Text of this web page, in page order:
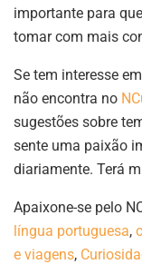
importante para
tomar com mais
Se tem interesse
não encontra no
sugestões sobre
sente uma paixão
diariamente. Terá
Apaixone-se pelo
língua portuguesa,
e viagens,